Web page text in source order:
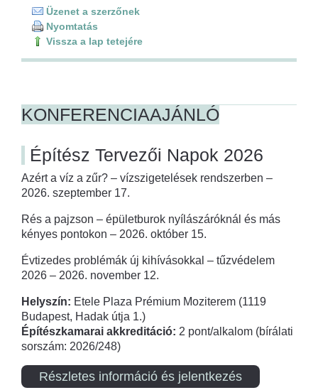
Üzenet a szerzőnek
Nyomtatás
Vissza a lap tetejére
KONFERENCIAAJÁNLÓ
Építész Tervezői Napok 2026
Azért a víz a zűr? – vízszigetelések rendszerben –
2026. szeptember 17.
Rés a pajzson – épületburok nyílászáróknál és más
kényes pontokon – 2026. október 15.
Évtizedes problémák új kihívásokkal – tűzvédelem
2026 – 2026. november 12.
Helyszín: Etele Plaza Prémium Moziterem (1119
Budapest, Hadak útja 1.)
Építészkamarai akkreditáció: 2 pont/alkalom (bírálati
sorszám: 2026/248)
Részletes információ és jelentkezés